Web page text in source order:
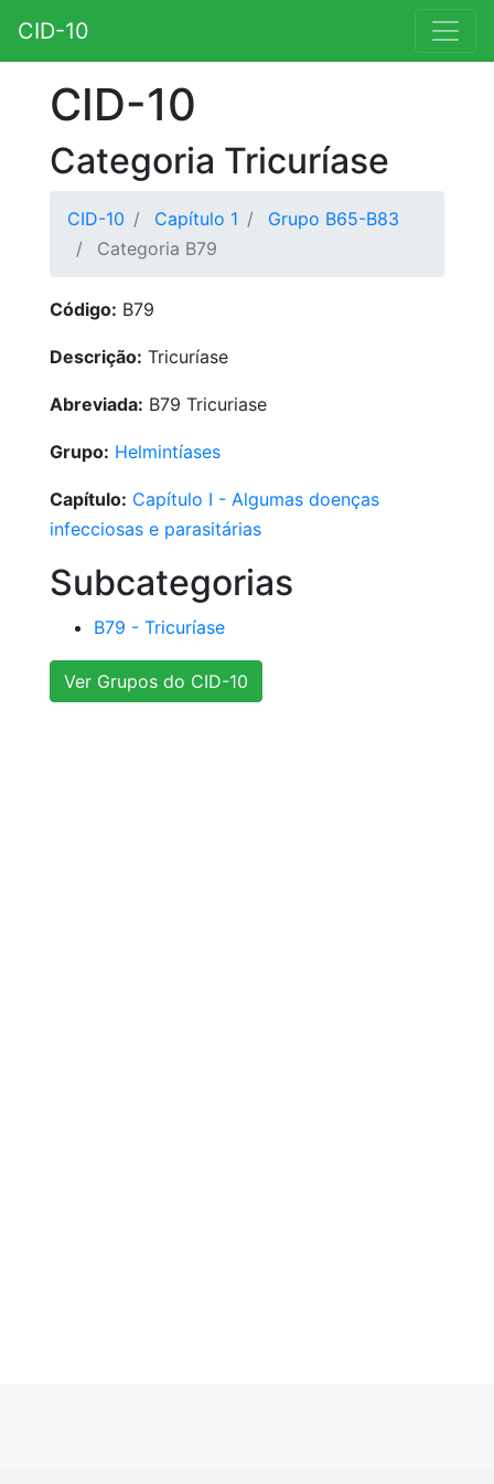
CID-10
CID-10
Categoria Tricuríase
CID-10 Capítulo 1
Grupo B65-B83
Categoria B79
Código: B79
Descrição: Tricuríase
Abreviada: B79 Tricuriase
Grupo: Helmintíases
Capítulo: Capítulo I - Algumas doenças
infecciosas e parasitárias
Subcategorias
B79 - Tricuríase
Ver Grupos do CID-10